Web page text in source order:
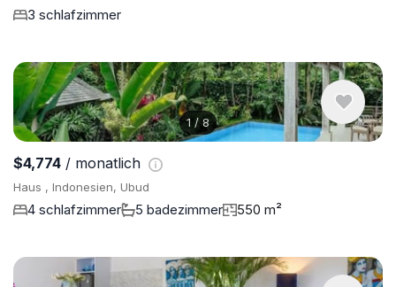
3 schlafzimmer
1 / 8
$4,774 / monatlich
Haus , Indonesien, Ubud
4 schlafzimmer 5 badezimmer 550 m²